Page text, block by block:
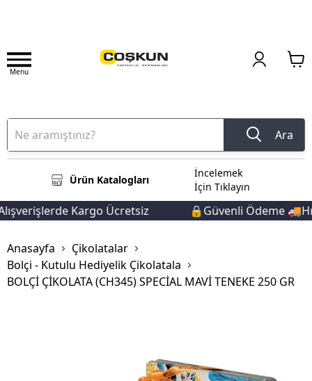
Menu
Ara
Ürün Katalogları
İncelemek
İçin Tıklayın
Kargo Ücretsiz 🔒Güvenli Ödeme
Anasayfa
Çikolatalar
Bolçi - Kutulu Hediyelik Çikolatala
BOLÇİ ÇİKOLATA (CH345) SPECİAL MAVİ TENEKE 250 GR